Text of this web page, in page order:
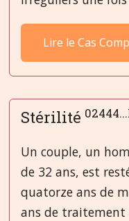
Lire le Cas
Stérilité
Un couple, un
de 32 ans, est
quatorze ans de
ans de traitement